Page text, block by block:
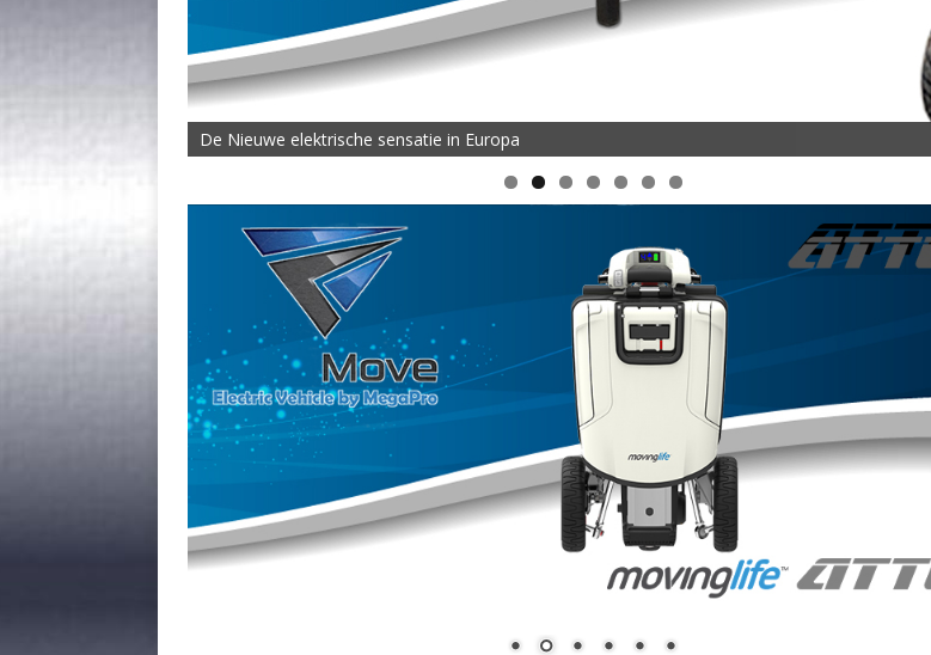
De Nieuwe elektrische sensatie in Europa